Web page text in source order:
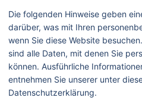
Die folgenden Hinweise geben
darüber, was mit Ihren
wenn Sie diese Website
sind alle Daten, mit denen Sie
können. Ausführliche
entnehmen Sie unserer unter
Datenschutzerklärung.